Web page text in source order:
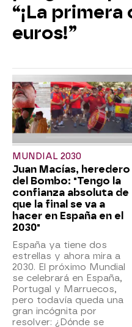
“¡La primera
euros!”
MUNDIAL 2030
Juan Macías, heredero
del Bombo: "Tengo la
confianza absoluta de
que la final se va a
hacer en España en el
2030"
España ya tiene dos
estrellas y ahora mira a
2030. El próximo Mundial
se celebrará en España,
Portugal y Marruecos,
pero todavía queda una
gran incógnita por
resolver: ¿Dónde se